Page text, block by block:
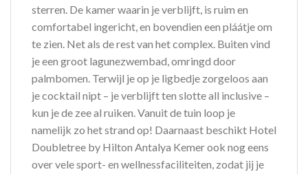
sterren. De kamer waarin je verblijft, is ruim en
comfortabel ingericht, en bovendien een pláátje om
te zien. Net als de rest van het complex. Buiten vind
je een groot lagunezwembad, omringd door
palmbomen. Terwijl je op je ligbedje zorgeloos aan
je cocktail nipt – je verblijft ten slotte all inclusive –
kun je de zee al ruiken. Vanuit de tuin loop je
namelijk zo het strand op! Daarnaast beschikt Hotel
Doubletree by Hilton Antalya Kemer ook nog eens
over vele sport- en wellnessfaciliteiten, zodat jij je